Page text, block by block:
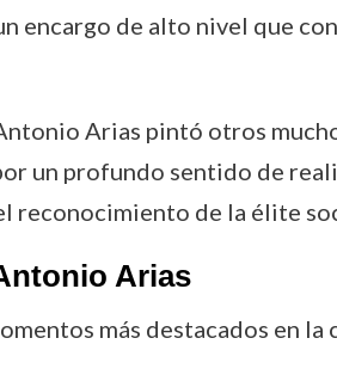
encargo de alto nivel que
Arias pintó otros
un profundo sentido de
reconocimiento de la élite
Arias
más destacados en